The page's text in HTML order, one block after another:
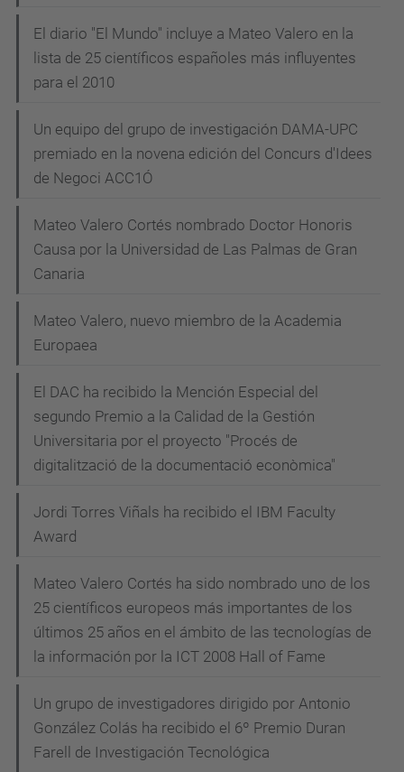
El diario "El Mundo" incluye a Mateo Valero en la
lista de 25 científicos españoles más influyentes
para el 2010
Un equipo del grupo de investigación DAMA-UPC
premiado en la novena edición del Concurs d'Idees
de Negoci ACC1Ó
Mateo Valero Cortés nombrado Doctor Honoris
Causa por la Universidad de Las Palmas de Gran
Canaria
Mateo Valero, nuevo miembro de la Academia
Europaea
El DAC ha recibido la Mención Especial del
segundo Premio a la Calidad de la Gestión
Universitaria por el proyecto "Procés de
digitalització de la documentació econòmica"
Jordi Torres Viñals ha recibido el IBM Faculty
Award
Mateo Valero Cortés ha sido nombrado uno de los
25 científicos europeos más importantes de los
últimos 25 años en el ámbito de las tecnologías de
la información por la ICT 2008 Hall of Fame
Un grupo de investigadores dirigido por Antonio
González Colás ha recibido el 6º Premio Duran
Farell de Investigación Tecnológica